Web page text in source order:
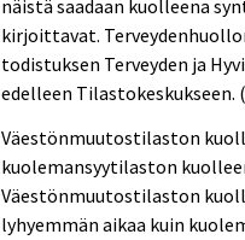
näistä saadaan kuolleena
kirjoittavat.
todistuksen Terveyden ja
edelleen Tilastokeskukseen.
Väestönmuutostilaston
kuolemansyytilaston
Väestönmuutostilaston
lyhyemmän aikaa kuin